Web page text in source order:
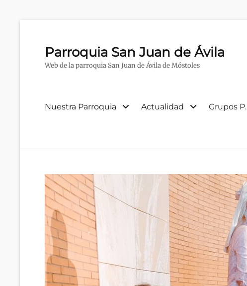
Parroquia San Juan de Ávila
Web de la parroquia San Juan de Ávila de Móstoles
Menú
Nuestra Parroquia Actualidad Grupos P.